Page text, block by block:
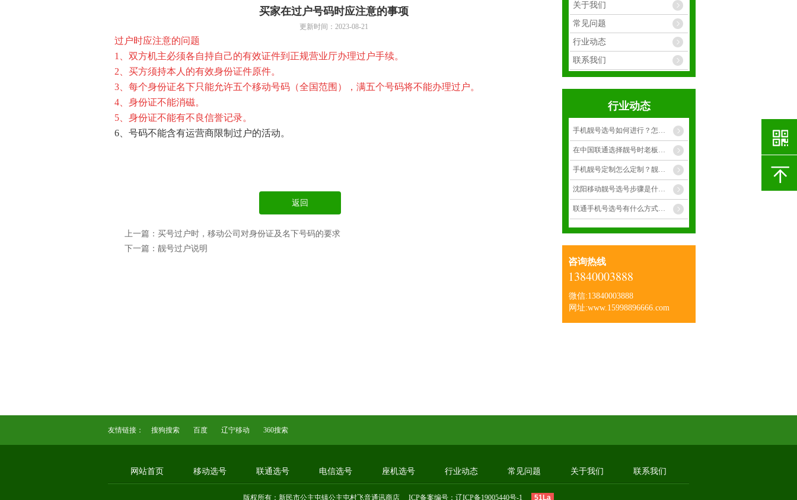
买家在过户号码时应注意的事项
更新时间：2023-08-21
过户时应注意的问题
1、双方机主必须各自持自己的有效证件到正规营业厅办理过户手续。
2、买方须持本人的有效身份证件原件。
3、每个身份证名下只能允许五个移动号码（全国范围），满五个号码将不能办理过户。
4、身份证不能消磁。
5、身份证不能有不良信誉记录。
6、号码不能含有运营商限制过户的活动。
返回
上一篇：买号过户时，移动公司对身份证及名下号码的要求
下一篇：靓号过户说明
关于我们
常见问题
行业动态
联系我们
行业动态
手机靓号选号如何进行？怎么才能选择到合适靓号？
在中国联通选择靓号时老板选择什么样的手靓号呢？
手机靓号定制怎么定制？靓号有多少种呢？
沈阳移动靓号选号步骤是什么呢？
联通手机号选号有什么方式呢？
咨询热线
13840003888
微信:13840003888
网址:www.15998896666.com
友情链接： 搜狗搜索 百度 辽宁移动 360搜索
网站首页 移动选号 联通选号 电信选号 座机选号 行业动态 常见问题 关于我们 联系我们
版权所有：新民市公主屯镇公主屯村飞音通讯商店 ICP备案编号： 辽ICP备19005440号-1 51La